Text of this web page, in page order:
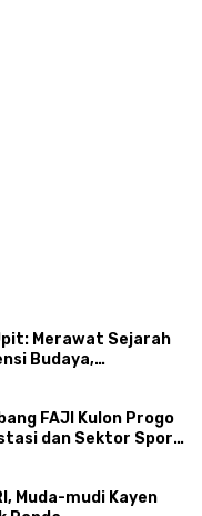
Merawat Sejarah
Budaya,
FAJI Kulon Progo
dan Sektor Sport
Muda-mudi Kayen